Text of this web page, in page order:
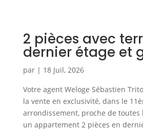
2 pièces avec
dernier étage et
par | 18 Juil, 2026
Votre agent Weloge Sébastien
la vente en exclusivité, dans le
arrondissement, proche de toutes
un appartement 2 pièces en